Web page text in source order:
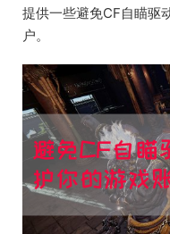
提供一些避免CF自瞄驱
户。